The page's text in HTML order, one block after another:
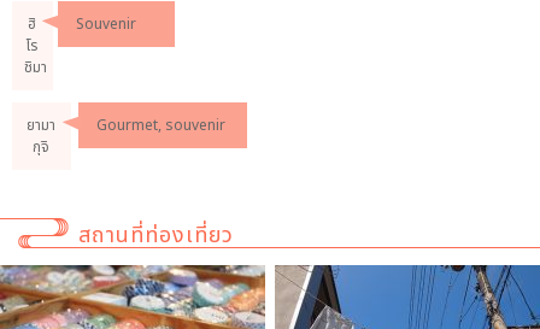
ฮิ
โร
ชิมา
Souvenir
ยามา
กุจิ
Gourmet, souvenir
สถานที่ท่องเที่ยว